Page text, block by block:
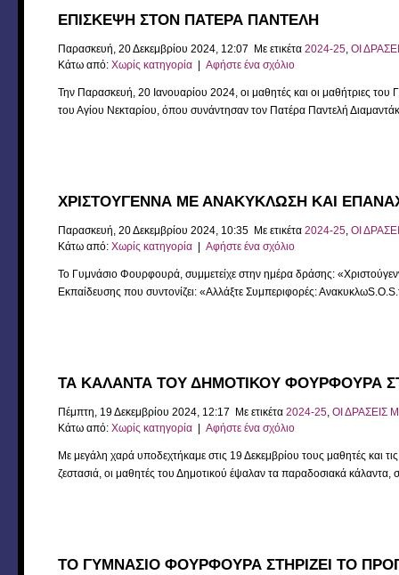
ΕΠΙΣΚΕΨΗ ΣΤΟΝ ΠΑΤΕΡΑ ΠΑΝΤΕΛΗ
Παρασκευή, 20 Δεκεμβρίου 2024, 12:07 Με ετικέτα 2024-25, ΟΙ
Κάτω από: Χωρίς κατηγορία| Αφήστε ένα σχόλιο
Την Παρασκευή, 20 Ιανουαρίου 2024, οι μαθητές και οι μαθήτριες
του Αγίου Νεκταρίου, όπου συνάντησαν τον Πατέρα Παντελή
ΧΡΙΣΤΟΥΓΕΝΝΑ ΜΕ ΑΝΑΚΥΚΛΩΣΗ ΚΑΙ
Παρασκευή, 20 Δεκεμβρίου 2024, 10:35 Με ετικέτα 2024-25, ΟΙ
Κάτω από: Χωρίς κατηγορία| Αφήστε ένα σχόλιο
Το Γυμνάσιο Φουρφουρά, συμμετείχε στην ημέρα δράσης:
Εκπαίδευσης που συντονίζει: «Αλλάξτε Συμπεριφορές:
ΤΑ ΚΑΛΑΝΤΑ ΤΟΥ ΔΗΜΟΤΙΚΟΥ ΦΟΥΡΦΟΥΡΑ
Πέμπτη, 19 Δεκεμβρίου 2024, 12:17 Με ετικέτα 2024-25, ΟΙ ΔΡΑΣΕΙΣ
Κάτω από: Χωρίς κατηγορία| Αφήστε ένα σχόλιο
Με μεγάλη χαρά υποδεχτήκαμε στις 19 Δεκεμβρίου τους μαθητές και
ζεστασιά, οι μαθητές του Δημοτικού έψαλαν τα παραδοσιακά κάλαντα,
ΤΟ ΓΥΜΝΑΣΙΟ ΦΟΥΡΦΟΥΡΑ ΣΤΗΡΙΖΕΙ ΤΟ